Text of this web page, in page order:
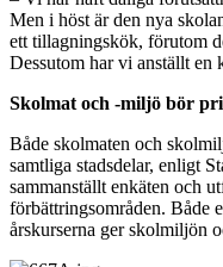
Men i höst är den nya
ett tillagningskök, förutom
Dessutom har vi anställt en
Skolmat och -miljö bör
Både skolmaten och
samtliga stadsdelar, enligt
sammanställt enkäten och
förbättringsområden. Både
årskurserna ger skolmiljön